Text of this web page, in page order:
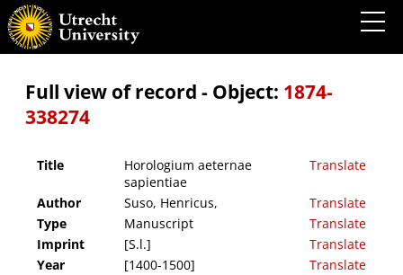
Horologium aeternae sapientiae
Full view of record - Object: 1874-
338274
Title
Horologium aeternae
sapientiae
Translate
Author Suso, Henricus,
Translate
Type
Manuscript
Translate
Imprint
[S.l.]
Translate
Year
[1400-1500]
Translate